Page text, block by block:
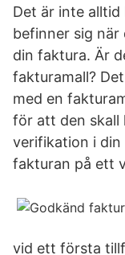
Det är inte
befinner sig
din faktura. Är
fakturamall?
med en
för att den skall
verifikation i din
fakturan på ett
vid ett första